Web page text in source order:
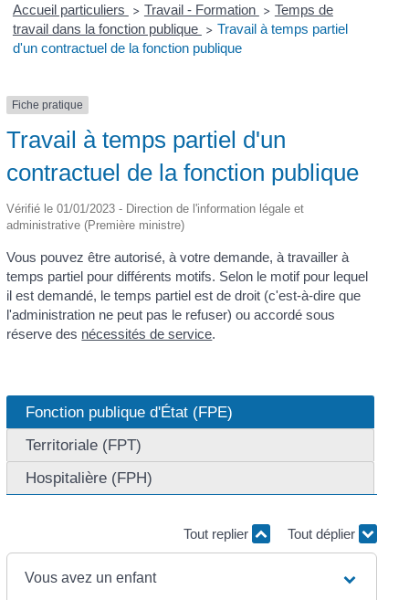
Accueil particuliers > Travail - Formation > Temps de
travail dans la fonction publique > Travail à temps partiel
d'un contractuel de la fonction publique
Fiche pratique
Travail à temps partiel d'un
contractuel de la fonction publique
Vérifié le 01/01/2023 - Direction de l'information légale et
administrative (Première ministre)
Vous pouvez être autorisé, à votre demande, à travailler à
temps partiel pour différents motifs. Selon le motif pour lequel
il est demandé, le temps partiel est de droit (c'est-à-dire que
l'administration ne peut pas le refuser) ou accordé sous
réserve des nécessités de service.
Fonction publique d'État (FPE)
Territoriale (FPT)
Hospitalière (FPH)
Tout replier Tout déplier
Vous avez un enfant